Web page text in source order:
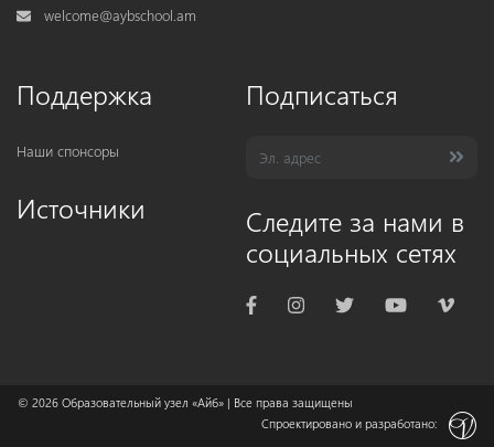
Mail
welcome@aybschool.am
Поддержка
Наши спонсоры
Источники
Подписаться
Следите за нами в
социальных сетях
© 2026 Образовательный узел «Айб» | Все права защищены
Спроектировано и разработано: